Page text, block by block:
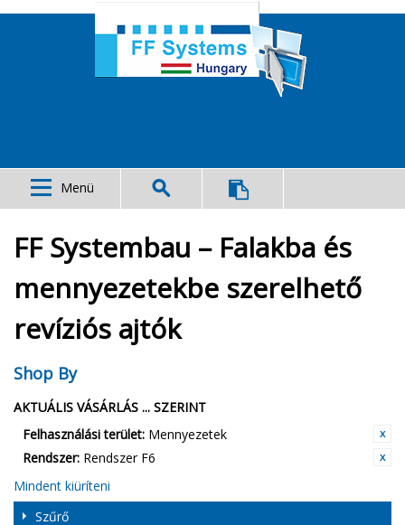
Menü
FF Systembau – Falakba és
mennyezetekbe szerelhető
revíziós ajtók
Shop By
AKTUÁLIS VÁSÁRLÁS ... SZERINT
Felhasználási terület: Mennyezetek
Rendszer: Rendszer F6
Mindent kiüríteni
Szűrő